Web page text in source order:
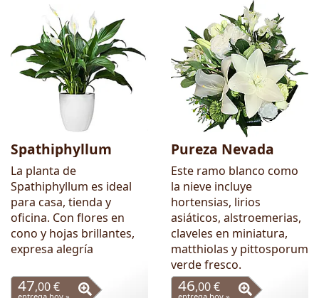
Spathiphyllum
La planta de
Spathiphyllum es ideal
para casa, tienda y
oficina. Con flores en
cono y hojas brillantes,
expresa alegría
47,00 €
Pureza Nevada
Este ramo blanco como
la nieve incluye
hortensias, lirios
asiáticos, alstroemerias,
claveles en miniatura,
matthiolas y pittosporum
verde fresco.
46,00 €